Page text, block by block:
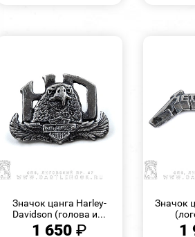
Значок цанга Harley-
Davidson (голова и...
1 650₽
Значок
1